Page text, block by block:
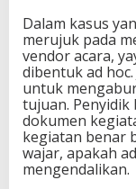
Dalam kasus
merujuk pada
vendor acara,
dibentuk ad
untuk
tujuan. Penyidik
dokumen
kegiatan benar
wajar, apakah
mengendalikan.